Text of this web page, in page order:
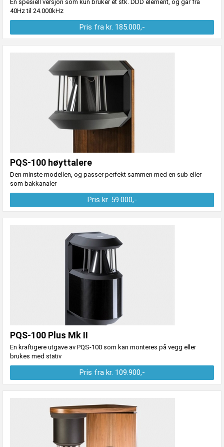
En spesiell versjon som kun bruker et stk. DDD element, og går fra
40Hz til 24.000kHz
Pris fra kr. 185.000,-
PQS-100 høyttalere
Den minste modellen, og passer perfekt sammen med en sub eller
som bakkanaler
Pris kr. 59.000,-
PQS-100 Plus Mk II
En kraftigere utgave av PQS-100 som kan monteres på vegg eller
brukes med stativ
Pris fra kr. 109.900,-